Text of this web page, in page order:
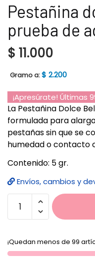
Pestañina
prueba de
$ 11.000
Gramo a:$ 2.200
¡Apresúrate! Últimas
La Pestañina Dolce
formulada para
pestañas sin que se
humedad o contacto
Contenido: 5 gr.
Envíos, cambios y
¡Quedan menos de 99